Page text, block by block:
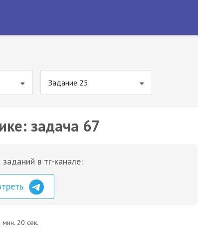
Задание 25
задача 67
в тг-канале:
мин. 20 сек.